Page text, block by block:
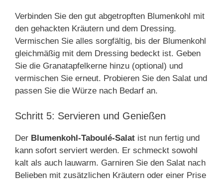
Verbinden Sie den gut abgetropften Blumenkohl mit
den gehackten Kräutern und dem Dressing.
Vermischen Sie alles sorgfältig, bis der Blumenkohl
gleichmäßig mit dem Dressing bedeckt ist. Geben
Sie die Granatapfelkerne hinzu (optional) und
vermischen Sie erneut. Probieren Sie den Salat und
passen Sie die Würze nach Bedarf an.
Schritt 5: Servieren und Genießen
Der Blumenkohl-Taboulé-Salat ist nun fertig und
kann sofort serviert werden. Er schmeckt sowohl
kalt als auch lauwarm. Garniren Sie den Salat nach
Belieben mit zusätzlichen Kräutern oder einer Prise